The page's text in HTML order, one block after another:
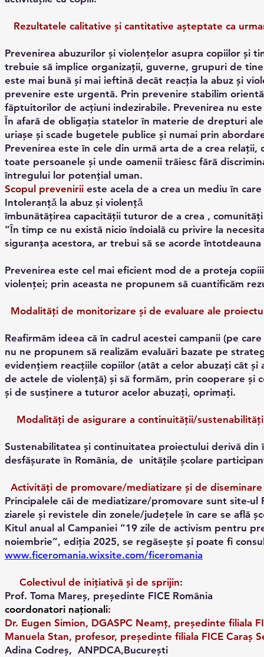
Rezultatele calitative și cantitative aşteptate ca
Prevenirea abuzurilor și violențelor asupra copiilor și
trebuie să implice organizații, guverne, grupuri de
este mai bună și mai ieftină decât reacția la abuz și
prevenire este urgentă. Prin prevenire stabilim
făptuitorilor de acțiuni indezirabile. Prevenirea nu
În afară de obligația statelor în materie de drepturi
uriașe și scade bugetele publice și numai prin
Prevenirea este în cele din urmă arta de a crea
toate persoanele și unde oamenii trăiesc fără
întregului lor potențial uman.
Scopul prevenirii este acela de a crea un mediu în care
Intoleranţǎ la abuz și violențǎ
îmbunătățirea capacității tuturor de a crea ,
”În timp ce nu există nicio îndoială cu privire la
siguranța acestora, ar trebui să se acorde
Prevenirea este cel mai eficient mod de a proteja
violenței; prin aceasta ne propunem să cuantificăm
Modalităţi de monitorizare şi de evaluare ale
Reafirmăm ideea că în cadrul acestei campanii (pe
nu ne propunem să realizăm evaluări bazate pe
evidențiem reacțiile copiilor (atât a celor abuzați cât
de actele de violență) și să formăm, prin cooperare
și de susținere a tuturor acelor abuzați, oprimați.
Modalități de asigurare a continuității/
Sustenabilitatea și continuitatea proiectului derivă
desfășurate în România, de unitățile școlare
Activităţi de promovare/mediatizare şi de
Principalele căi de mediatizare/promovare sunt site-ul
ziarele și revistele din zonele/județele în care se află
Kitul anual al Campaniei ”19 zile de activism pentru
noiembrie”, ediția 2025, se regăsește și poate fi
www.ficeromania.wixsite.com/ficeromania
Colectivul de inițiativă și de sprijin:
Prof. Toma Mareș, președinte FICE România
coordonatori naționali:
Dr. Eugen Simion, DGASPC Neamț, președinte filiala
Manuela Stan, profesor, președinte filiala FICE Caraș
Adina Codreș, ANPDCA,București